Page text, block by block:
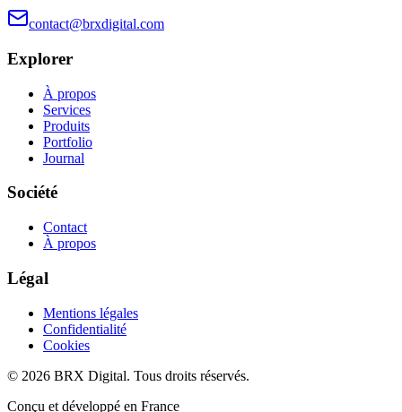
contact@brxdigital.com
Explorer
À propos
Services
Produits
Portfolio
Journal
Société
Contact
À propos
Légal
Mentions légales
Confidentialité
Cookies
© 2026 BRX Digital. Tous droits réservés.
Conçu et développé en France